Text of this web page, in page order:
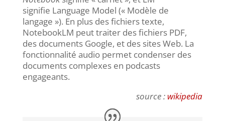
signifie Language Model (« Modèle de
langage »). En plus des fichiers texte,
NotebookLM peut traiter des fichiers PDF,
des documents Google, et des sites Web. La
fonctionnalité audio permet condenser des
documents complexes en podcasts
engageants.
source : wikipedia